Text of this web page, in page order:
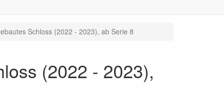
Schloss (2022 - 2023), ab Serie 8
(2022 - 2023),